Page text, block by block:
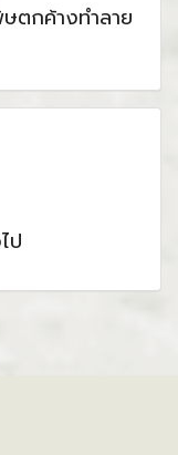
ตกค้างทำลาย
ป